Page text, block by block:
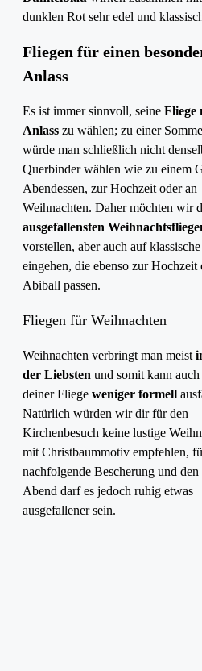
dunklen Rot sehr edel und
Fliegen für einen
Anlass
Es ist immer sinnvoll, seine Fliege
Anlass zu wählen; zu einer
würde man schließlich nicht
Querbinder wählen wie zu einem
Abendessen, zur Hochzeit oder an
Weihnachten. Daher möchten wir
ausgefallensten
vorstellen, aber auch auf
eingehen, die ebenso zur Hochzeit
Abiball passen.
Fliegen für Weihnachten
Weihnachten verbringt man meist
der Liebsten und somit kann
deiner Fliege weniger formell
Natürlich würden wir dir für den
Kirchenbesuch keine lustige
mit Christbaummotiv empfehlen,
nachfolgende Bescherung und
Abend darf es jedoch ruhig etwas
ausgefallener sein.